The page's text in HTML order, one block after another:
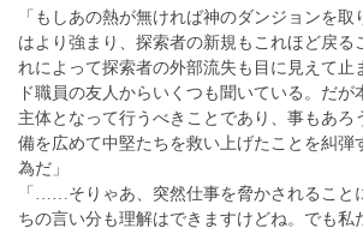
「もしあの熱が無ければ神のダンジョンを
はより強まり、探索者の新規もこれほど戻る
れによって探索者の外部流失も目に見えて止
ド職員の友人からいくつも聞いている。だが
主体となって行うべきことであり、事もあろ
備を広めて中堅たちを救い上げたことを糾弾
為だ」
「……そりゃあ、突然仕事を脅かされること
ちの言い分も理解はできますけどね。でも私